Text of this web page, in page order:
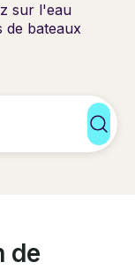
sur l'eau
de bateaux
de